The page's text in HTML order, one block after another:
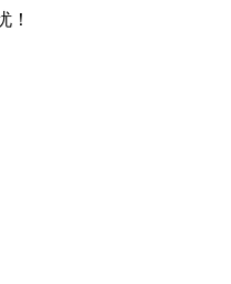
为您解决后顾之忧！